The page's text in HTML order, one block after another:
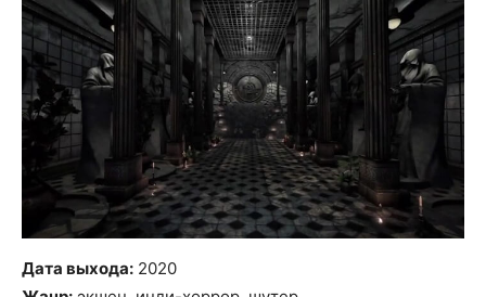
Дата выхода: 2020